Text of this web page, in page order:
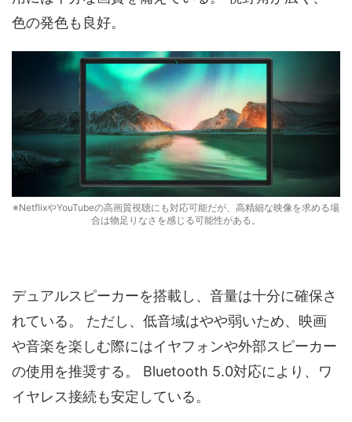
色の発色も良好。
※NetflixやYouTubeの高画質視聴にも対応可能だが、高精細な映像を求める場
合は物足りなさを感じる可能性がある。
デュアルスピーカーを搭載し、音量は十分に確保さ
れている。 ただし、低音域はやや弱いため、映画
や音楽を楽しむ際にはイヤフォンや外部スピーカー
の使用を推奨する。 Bluetooth 5.0対応により、ワ
イヤレス接続も安定している。